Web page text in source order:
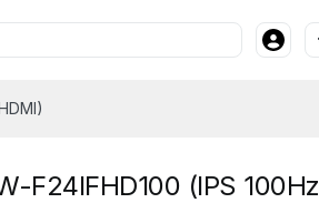
F24IFHD100 (IPS 100Hz